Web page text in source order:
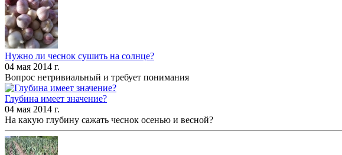
Нужно ли чеснок сушить на солнце?
04 мая 2014 г.
Вопрос нетривиальный и требует понимания
Глубина имеет значение?
04 мая 2014 г.
На какую глубину сажать чеснок осенью и весной?